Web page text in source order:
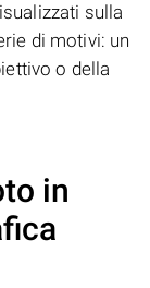
sulla
di motivi: un
o della
in